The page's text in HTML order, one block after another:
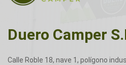
Duero Camper
Calle Roble 18, nave 1, polígono